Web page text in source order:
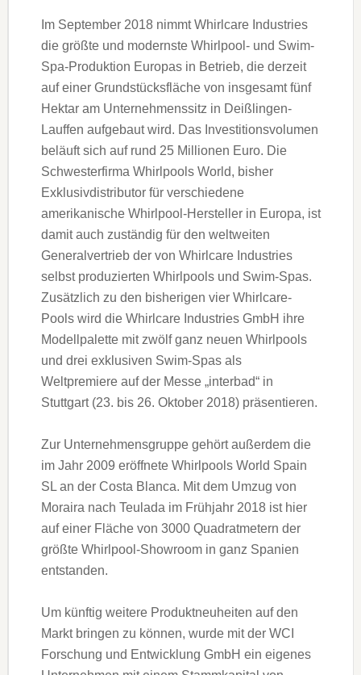
Im September 2018 nimmt Whirlcare Industries
die größte und modernste Whirlpool- und Swim-
Spa-Produktion Europas in Betrieb, die derzeit
auf einer Grundstücksfläche von insgesamt fünf
Hektar am Unternehmenssitz in Deißlingen-
Lauffen aufgebaut wird. Das Investitionsvolumen
beläuft sich auf rund 25 Millionen Euro. Die
Schwesterfirma Whirlpools World, bisher
Exklusivdistributor für verschiedene
amerikanische Whirlpool-Hersteller in Europa, ist
damit auch zuständig für den weltweiten
Generalvertrieb der von Whirlcare Industries
selbst produzierten Whirlpools und Swim-Spas.
Zusätzlich zu den bisherigen vier Whirlcare-
Pools wird die Whirlcare Industries GmbH ihre
Modellpalette mit zwölf ganz neuen Whirlpools
und drei exklusiven Swim-Spas als
Weltpremiere auf der Messe „interbad“ in
Stuttgart (23. bis 26. Oktober 2018) präsentieren.
Zur Unternehmensgruppe gehört außerdem die
im Jahr 2009 eröffnete Whirlpools World Spain
SL an der Costa Blanca. Mit dem Umzug von
Moraira nach Teulada im Frühjahr 2018 ist hier
auf einer Fläche von 3000 Quadratmetern der
größte Whirlpool-Showroom in ganz Spanien
entstanden.
Um künftig weitere Produktneuheiten auf den
Markt bringen zu können, wurde mit der WCI
Forschung und Entwicklung GmbH ein eigenes